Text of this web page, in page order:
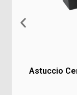
Astuccio